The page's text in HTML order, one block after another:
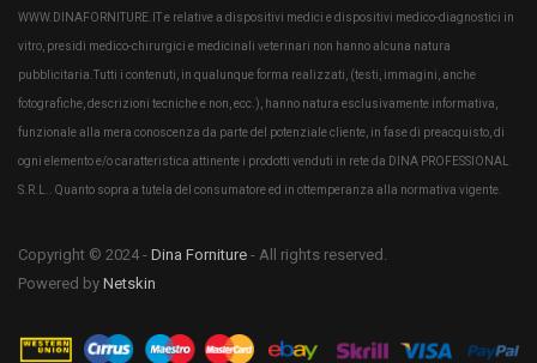
WWW.DINAFORNITURE.IT e relative a dispositivi medici e dispositivi medico-diagnostici in
vitro, presidi medico-chirurgici e medicinali veterinari non hanno alcuna natura
pubblicitaria.Tutti i contenuti, in qualunque forma realizzati, (testi, immagini, anche
fotografiche, descrizioni tecniche e non, ecc.), hanno natura esclusivamente informativa,
funzionale alla mera conoscenza da parte del potenziale cliente, in fase di preacquisto, di
ogni elemento e/o caratteristica attinente i prodotti venduti in rete da DINA PROFESSIONAL
S.R.L.. Quanto sopra a tutela del consumatore ed in ottemperanza alla normativa vigente.
Copyright © 2024 - Dina Forniture - All rights reserved.
Powered by Netskin